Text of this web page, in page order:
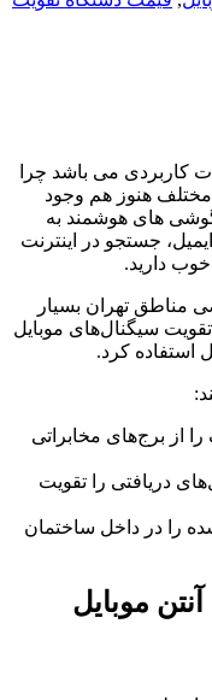
کاربردی می باشد چرا
هنوز هم وجود
گوشی های هوشمند به
جستجو در اینترنت
خوب دارید.
مناطق تهران بسیار
سیگنال‌های موبایل
استفاده کرد.
از برج‌های مخابراتی
دریافتی را تقویت
را در داخل ساختمان
موبایل